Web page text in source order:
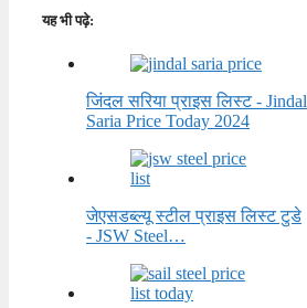
यह भी पढ़े:
जिंदल सरिया प्राइस लिस्ट - Jindal
Saria Price Today 2024
जेएसडब्ल्यू स्टील प्राइस लिस्ट टुडे
- JSW Steel…